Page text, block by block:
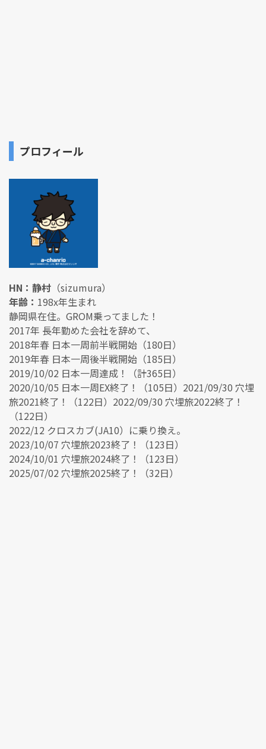
プロフィール
HN：静村 （sizumura）
年齢： 198x年生まれ
静岡県在住。GROM乗ってました！
2017年 長年勤めた会社を辞めて、
2018年春 日本一周前半戦開始（180日）
2019年春 日本一周後半戦開始（185日）
2019/10/02 日本一周達成！（計365日）
2020/10/05 日本一周EX終了！（105日）2021/09/30 穴埋
旅2021終了！（122日）2022/09/30 穴埋旅2022終了！
（122日）
2022/12 クロスカブ(JA10）に乗り換え。
2023/10/07 穴埋旅2023終了！（123日）
2024/10/01 穴埋旅2024終了！（123日）
2025/07/02 穴埋旅2025終了！（32日）